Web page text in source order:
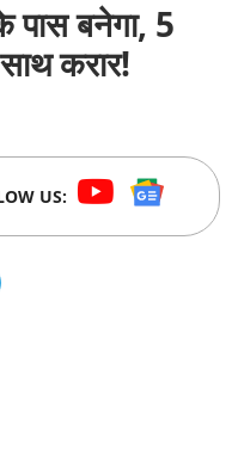
पास बनेगा, 5
करार!
US: